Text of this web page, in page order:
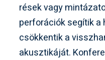
rések vagy
perforációk segítik a
csökkentik a
akusztikáját.